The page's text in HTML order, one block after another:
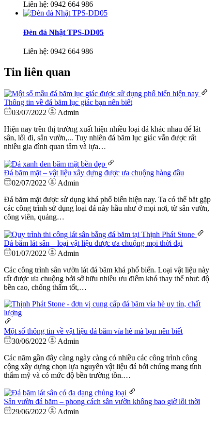
Liên hệ: 0942 664 986
Đèn đá Nhật TPS-DD05
Liên hệ: 0942 664 986
Tin liên quan
Thông tin về đá băm lục giác bạn nên biết
03/07/2022
Admin
Hiện nay trên thị trường xuất hiện nhiều loại đá khác nhau để lát
sân, lối đi, sân vườn,... Tuy nhiên đá băm lục giác vẫn được rất
nhiều gia đình quan tâm và lựa…
Đá băm mặt – vật liệu xây dựng được ưa chuộng hàng đầu
02/07/2022
Admin
Đá băm mặt được sử dụng khá phổ biến hiện nay. Ta có thể bắt gặp
các công trình sử dụng loại đá này hầu như ở mọi nơi, từ sân vườn,
công viên, quảng…
Đá băm lát sân – loại vật liệu được ưa chuộng mọi thời đại
01/07/2022
Admin
Các công trình sân vườn lát đá băm khá phổ biến. Loại vật liệu này
rất được ưa chuộng bởi sở hữu nhiều ưu điểm khó thay thế như: độ
bền cao, chống thấm tốt,…
Một số thông tin về vật liệu đá băm vỉa hè mà bạn nên biết
30/06/2022
Admin
Các năm gần đây càng ngày càng có nhiều các công trình công
cộng xây dựng chọn lựa nguyên vật liệu đá bởi chúng mang tính
thẩm mỹ và có mức độ bền trường tồn.…
Sân vườn đá băm – phong cách sân vườn không bao giờ lỗi thời
29/06/2022
Admin